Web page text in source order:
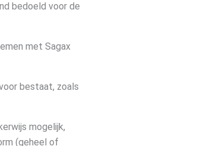
bedoeld voor de
met Sagax
bestaat, zoals
mogelijk,
(geheel of